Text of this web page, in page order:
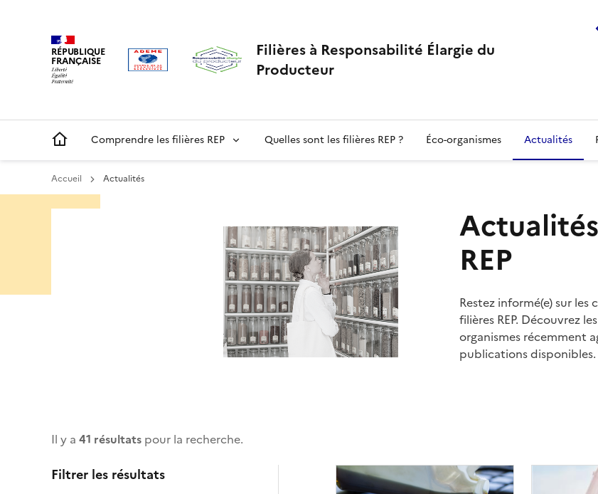
RÉPUBLIQUE
FRANÇAISE
Filières à Responsabilité Élargie du
Producteur
MainComprendre les filières REP Quelles sont les filières REP ? Éco-organismes Actualités
Accueil Actualités
Menu
REP
Restez informé(e) sur
filières REP. Découvrez
organismes récemment
publications disponibles.
Il y a 41 résultats pour la recherche.
Filtrer les résultats